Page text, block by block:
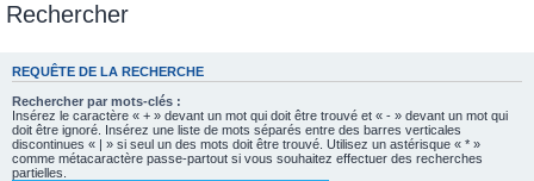
Rechercher
REQUÊTE DE LA RECHERCHE
Rechercher par mots-clés :
Insérez le caractère « + » devant un mot qui doit être trouvé et « - » devant un mot qui
doit être ignoré. Insérez une liste de mots séparés entre des barres verticales
discontinues « | » si seul un des mots doit être trouvé. Utilisez un astérisque « * »
comme métacaractère passe-partout si vous souhaitez effectuer des recherches
partielles.